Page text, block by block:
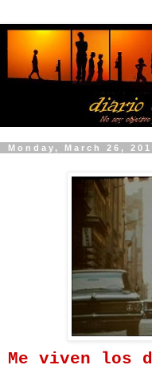
Monday, March 26,
Me viven los